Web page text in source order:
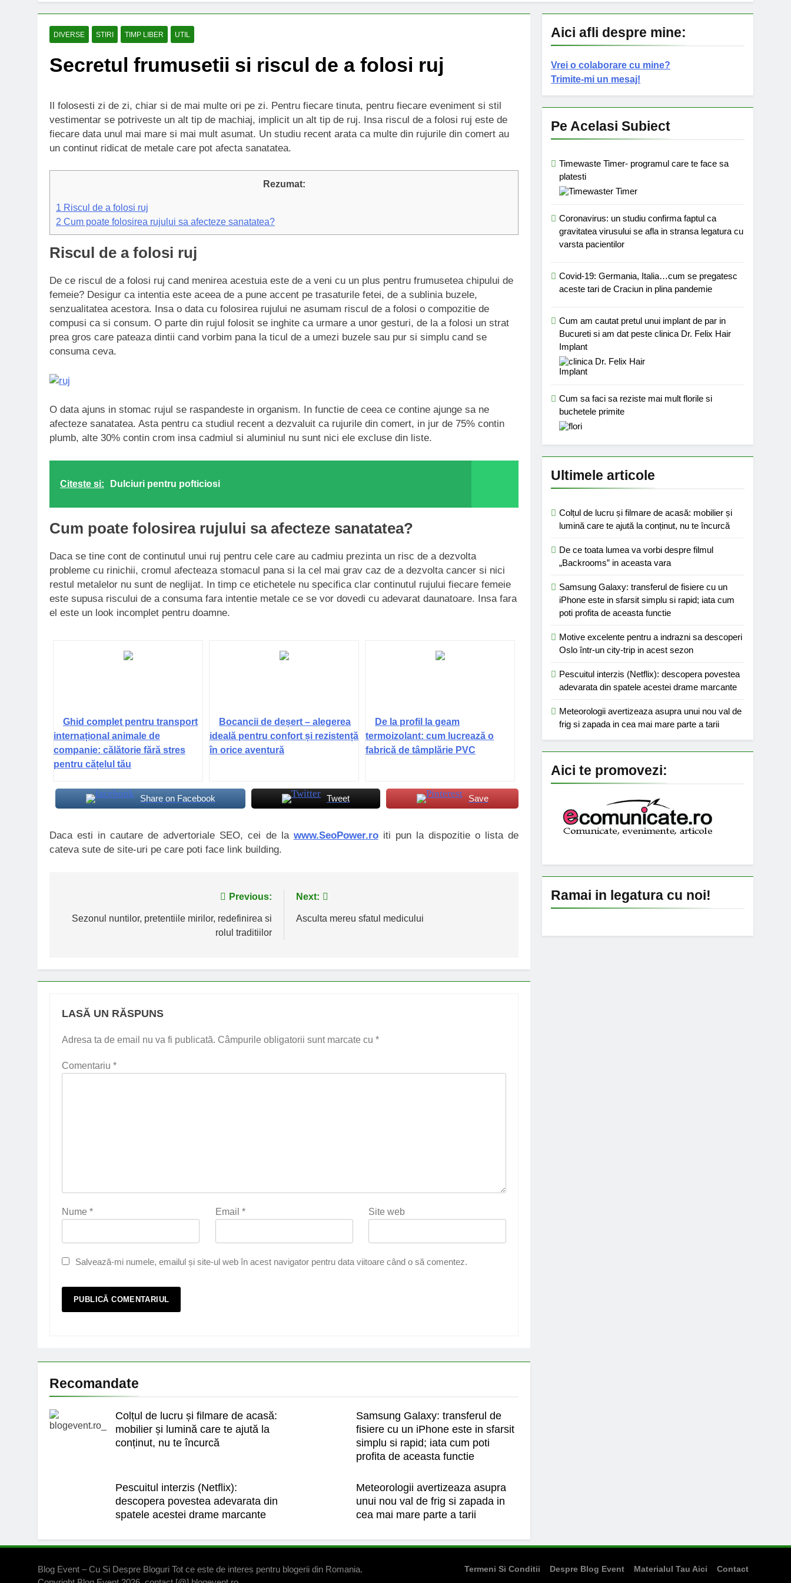
DIVERSE STIRI TIMP LIBER UTIL
Secretul frumusetii si riscul de a folosi ruj
Il folosesti zi de zi, chiar si de mai multe ori pe zi. Pentru fiecare tinuta, pentru fiecare eveniment si stil
vestimentar se potriveste un alt tip de machiaj, implicit un alt tip de ruj. Insa riscul de a folosi ruj este de
fiecare data unul mai mare si mai mult asumat. Un studiu recent arata ca multe din rujurile din comert au
un continut ridicat de metale care pot afecta sanatatea.
Rezumat:
1 Riscul de a folosi ruj
2 Cum poate folosirea rujului sa afecteze sanatatea?
Riscul de a folosi ruj
De ce riscul de a folosi ruj cand menirea acestuia este de a veni cu un plus pentru frumusetea chipului de
femeie? Desigur ca intentia este aceea de a pune accent pe trasaturile fetei, de a sublinia buzele,
senzualitatea acestora. Insa o data cu folosirea rujului ne asumam riscul de a folosi o compozitie de
compusi ca si consum. O parte din rujul folosit se inghite ca urmare a unor gesturi, de la a folosi un strat
prea gros care pateaza dintii cand vorbim pana la ticul de a umezi buzele sau pur si simplu cand se
consuma ceva.
O data ajuns in stomac rujul se raspandeste in organism. In functie de ceea ce contine ajunge sa ne
afecteze sanatatea. Asta pentru ca studiul recent a dezvaluit ca rujurile din comert, in jur de 75% contin
plumb, alte 30% contin crom insa cadmiul si aluminiul nu sunt nici ele excluse din liste.
Citeste si: Dulciuri pentru pofticiosi
Cum poate folosirea rujului sa afecteze sanatatea?
Daca se tine cont de continutul unui ruj pentru cele care au cadmiu prezinta un risc de a dezvolta
probleme cu rinichii, cromul afecteaza stomacul pana si la cel mai grav caz de a dezvolta cancer si nici
restul metalelor nu sunt de neglijat. In timp ce etichetele nu specifica clar continutul rujului fiecare femeie
este supusa riscului de a consuma fara intentie metale ce se vor dovedi cu adevarat daunatoare. Insa fara
el este un look incomplet pentru doamne.
Ghid complet pentru transport
internațional animale de
companie: călătorie fără stres
pentru cățelul tău
Bocancii de deșert – alegerea
ideală pentru confort și rezistență
în orice aventură
De la profil la geam
termoizolant: cum lucrează o
fabrică de tâmplărie PVC
Share on Facebook Tweet Save
Daca esti in cautare de advertoriale SEO, cei de la www.SeoPower.roiti pun la dispozitie o lista de
cateva sute de site-uri pe care poti face link building.
în
Previous:
Sezonul nuntilor, pretentiile mirilor, redefinirea si
rolul traditiilor
Next:
Asculta mereu sfatul medicului
LASĂ UN RĂSPUNS
Adresa ta de email nu va fi publicată. Câmpurile obligatorii sunt marcate cu *
Comentariu *
Nume * Email * Site web
Salvează-mi numele, emailul și site-ul web în acest navigator pentru data viitoare când o să comentez.
Recomandate
Colțul de lucru și filmare de acasă:
mobilier și lumină care te ajută la
conținut, nu te încurcă
Samsung Galaxy: transferul de
fisiere cu un iPhone este in sfarsit
simplu si rapid; iata cum poti
profita de aceasta functie
Pescuitul interzis (Netflix):
descopera povestea adevarata din
spatele acestei drame marcante
Meteorologii avertizeaza asupra
unui nou val de frig si zapada in
cea mai mare parte a tarii
Aici afli despre mine:
Vrei o colaborare cu mine?
Trimite-mi un mesaj!
Pe Acelasi Subiect
Timewaste Timer- programul care te face sa
platesti
Coronavirus: un studiu confirma faptul ca
gravitatea virusului se afla in stransa legatura cu
varsta pacientilor
Covid-19: Germania, Italia…cum se pregatesc
aceste tari de Craciun in plina pandemie
Cum am cautat pretul unui implant de par in
Bucureti si am dat peste clinica Dr. Felix Hair
Implant
Cum sa faci sa reziste mai mult florile si
buchetele primite
Ultimele articole
Colțul de lucru și filmare de acasă: mobilier și
lumină care te ajută la conținut, nu te încurcă
De ce toata lumea va vorbi despre filmul
„Backrooms” in aceasta vara
Samsung Galaxy: transferul de fisiere cu un
iPhone este in sfarsit simplu si rapid; iata cum
poti profita de aceasta functie
Motive excelente pentru a indrazni sa descoperi
Oslo într-un city-trip in acest sezon
Pescuitul interzis (Netflix): descopera povestea
adevarata din spatele acestei drame marcante
Meteorologii avertizeaza asupra unui nou val de
frig si zapada in cea mai mare parte a tarii
Aici te promovezi:
Ramai in legatura cu noi!
Blog Event – Cu Si Despre Bloguri Tot ce este de interes pentru blogerii din Romania.
Termeni Si Conditii Despre Blog Event Materialul Tau Aici Contact